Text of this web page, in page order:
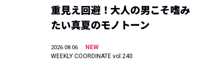
重見え回避！大人の男こそ嗜み
たい真夏のモノトーン
2026.08.06
NEW
WEEKLY COORDINATE vol.240